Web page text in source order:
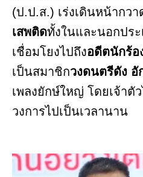
(ป.ป.ส.) เร่งเดินหน้ากวา
เสพติดทั้งในและนอกปร
เชื่อมโยงไปถึงอดีตนักร้อ
เป็นสมาชิกวงดนตรีดัง
เพลงยักษ์ใหญ่ โดยเจ้าตั
วงการไปเป็นเวลานาน